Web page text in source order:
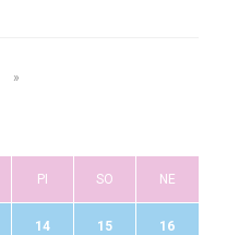
»
PI SO NE
14 15 16